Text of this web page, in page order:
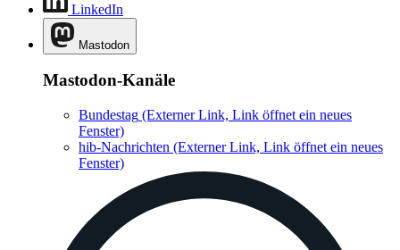
LinkedIn
Mastodon
Mastodon-Kanäle
Bundestag (Externer Link, Link öffnet ein neues
Fenster)
hib-Nachrichten (Externer Link, Link öffnet ein neues
Fenster)